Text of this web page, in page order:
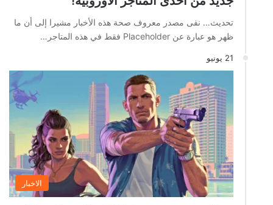
تحديث… نفى مصدر معروف صحة هذه الأخبار مشيرا إلى أن ما
ظهر هو عبارة عن Placeholder فقط في هذه المتاجر…
21 يونيو
الاخبار